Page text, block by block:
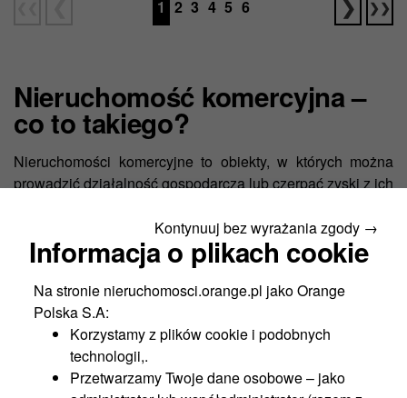
1 2 3 4 5 6
Nieruchomość komercyjna –
co to takiego?
Nieruchomości komercyjne to obiekty, w których można
prowadzić działalność gospodarczą lub czerpać zyski z ich
pasaże handlowe itp. Nieruchomości komercyjne należą
do najczęściej sprzedawanych, zaraz po budynkach
Budynek usługowo-
mieszkalny – definicja
Budynki usługowo-mieszkalneto nieruchomości, które
Kontynuuj bez wyrażania zgody →
Informacja o plikach cookie
Na stronie nieruchomosci.orange.pl jako Orange
Polska S.A:
Korzystamy z plików cookie i podobnych
technologii,.
Przetwarzamy Twoje dane osobowe – jako